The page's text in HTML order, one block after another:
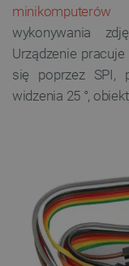
wykonywania
Urządzenie
się poprzez SPI,
widzenia 25 °,